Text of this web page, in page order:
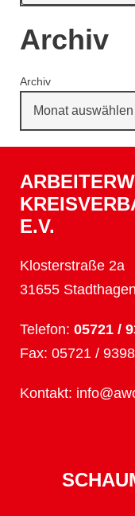
Archiv
Archiv
E.V.
Klosterstraße 2a
31655 Stadthagen
Telefon: 05721 /
Fax: 05721 /
Kontakt: